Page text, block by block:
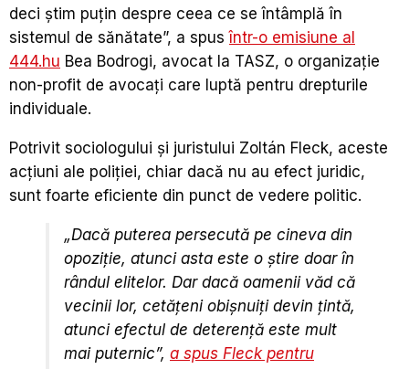
deci ştim puţin despre ceea ce se întâmplă în
sistemul de sănătate”, a spusîntr-o emisiune al
444.hu Bea Bodrogi, avocat la TASZ, o organizaţie
non-profit de avocaţi care luptă pentru drepturile
individuale.
Potrivit sociologului şi juristului Zoltán Fleck, aceste
acţiuni ale poliţiei, chiar dacă nu au efect juridic,
sunt foarte eficiente din punct de vedere politic.
„Dacă puterea persecută pe cineva din
opoziţie, atunci asta este o ştire doar în
rândul elitelor. Dar dacă oamenii văd că
vecinii lor, cetăţeni obişnuiţi devin ţintă,
atunci efectul de deterenţă este mult
mai puternic”, a spus Fleck pentru